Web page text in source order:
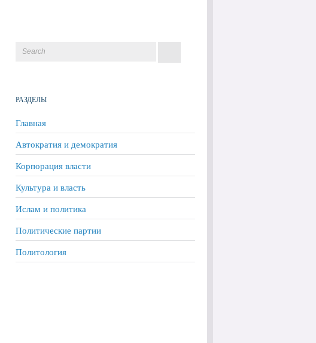
РАЗДЕЛЫ
Главная
Автократия и демократия
Корпорация власти
Культура и власть
Ислам и политика
Политические партии
Политология